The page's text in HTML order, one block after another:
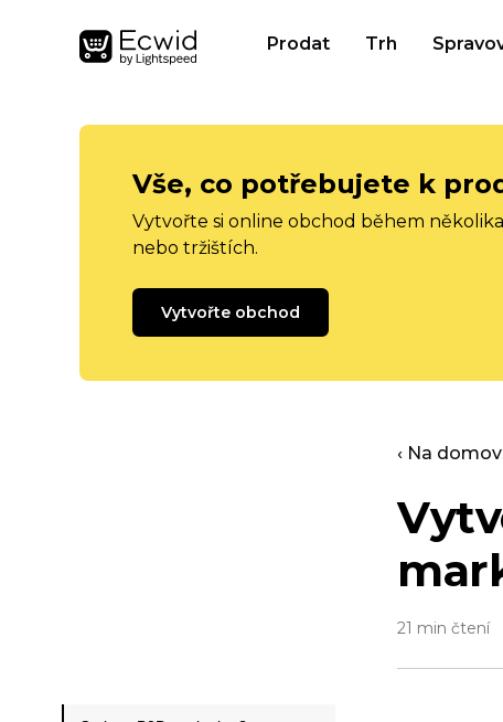
Prodat Trh
Vše, co potřebujete k
Vytvořte si online obchod během
nebo tržištích.
Vytvořte obchod
‹ Na
21 min čtení